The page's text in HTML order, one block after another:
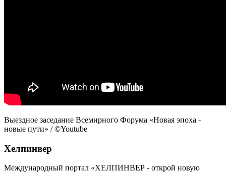
Выездное заседание Всемирного Форума «Новая эпоха -
новые пути» / ©Youtube
Хелпинвер
Международный портал «ХЕЛПИНВЕР - открой новую